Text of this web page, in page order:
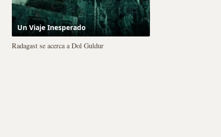
Un Viaje Inesperado
Radagast se acerca a Dol Guldur